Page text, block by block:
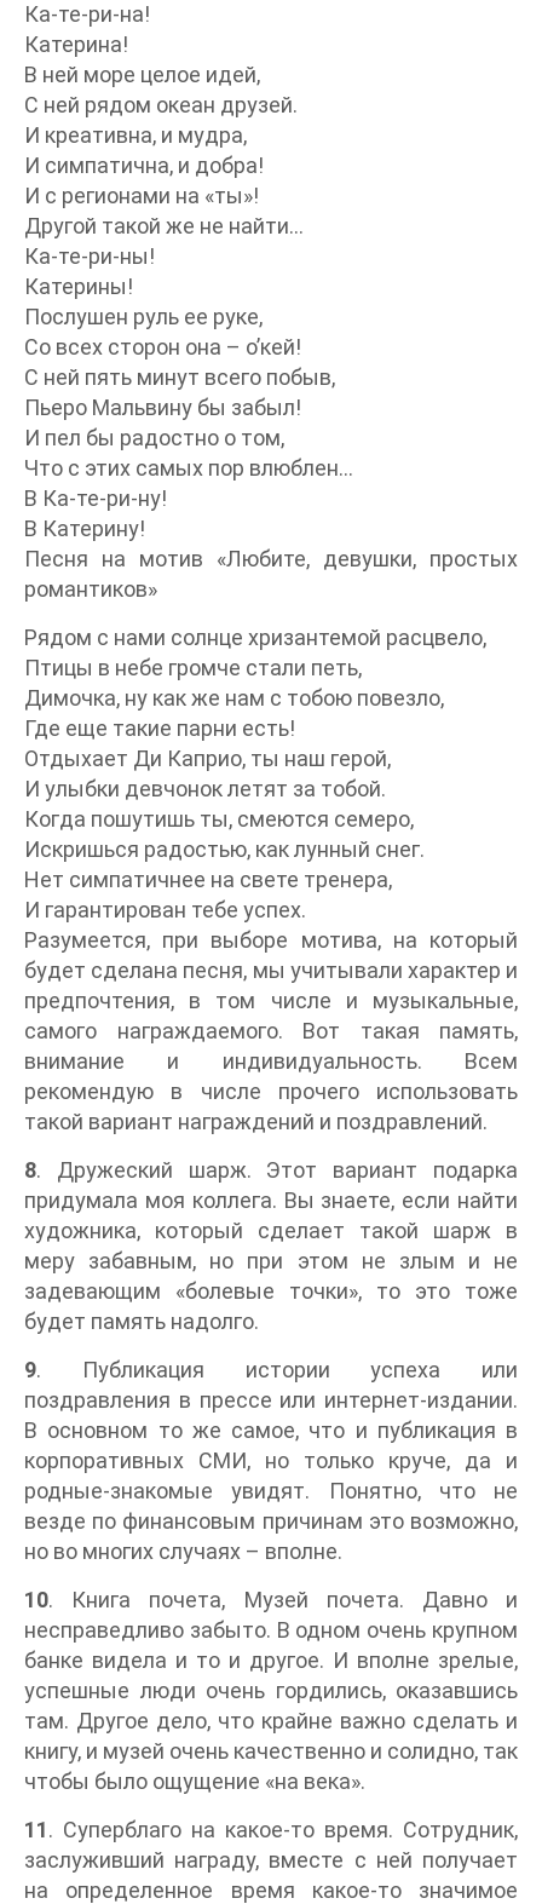
Ка-те-ри-на!
Катерина!
В ней море целое идей,
С ней рядом океан друзей.
И креативна, и мудра,
И симпатична, и добра!
И с регионами на «ты»!
Другой такой же не найти…
Ка-те-ри-ны!
Катерины!
Послушен руль ее руке,
Со всех сторон она – о’кей!
С ней пять минут всего побыв,
Пьеро Мальвину бы забыл!
И пел бы радостно о том,
Что с этих самых пор влюблен…
В Ка-те-ри-ну!
В Катерину!
Песня на мотив «Любите, девушки, простых
романтиков»
Рядом с нами солнце хризантемой расцвело,
Птицы в небе громче стали петь,
Димочка, ну как же нам с тобою повезло,
Где еще такие парни есть!
Отдыхает Ди Каприо, ты наш герой,
И улыбки девчонок летят за тобой.
Когда пошутишь ты, смеются семеро,
Искришься радостью, как лунный снег.
Нет симпатичнее на свете тренера,
И гарантирован тебе успех.
Разумеется, при выборе мотива, на который
будет сделана песня, мы учитывали характер и
предпочтения, в том числе и музыкальные,
самого награждаемого. Вот такая память,
внимание и индивидуальность. Всем
рекомендую в числе прочего использовать
такой вариант награждений и поздравлений.
8. Дружеский шарж. Этот вариант подарка
придумала моя коллега. Вы знаете, если найти
художника, который сделает такой шарж в
меру забавным, но при этом не злым и не
задевающим «болевые точки», то это тоже
будет память надолго.
9. Публикация истории успеха или
поздравления в прессе или интернет-издании.
В основном то же самое, что и публикация в
корпоративных СМИ, но только круче, да и
родные-знакомые увидят. Понятно, что не
везде по финансовым причинам это возможно,
но во многих случаях – вполне.
10. Книга почета, Музей почета. Давно и
несправедливо забыто. В одном очень крупном
банке видела и то и другое. И вполне зрелые,
успешные люди очень гордились, оказавшись
там. Другое дело, что крайне важно сделать и
книгу, и музей очень качественно и солидно, так
чтобы было ощущение «на века».
11. Суперблаго на какое-то время. Сотрудник,
заслуживший награду, вместе с ней получает
на определенное время какое-то значимое